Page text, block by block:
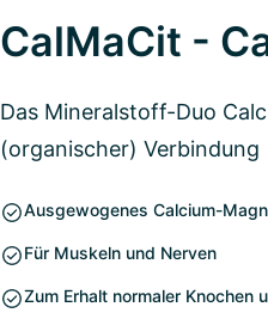
CalMaCit -
Das Mineralstoff-Duo
(organischer) Verbindung
Ausgewogenes Calcium-
Für Muskeln und Nerven
Zum Erhalt normaler Knochen